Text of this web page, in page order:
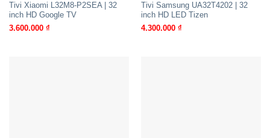
Tivi Xiaomi L32M8-P2SEA | 32
inch HD Google TV
3.600.000 ₫
Tivi Samsung UA32T4202 | 32
inch HD LED Tizen
4.300.000 ₫